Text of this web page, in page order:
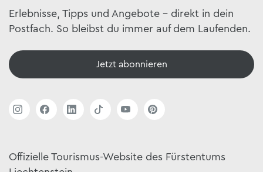
Erlebnisse, Tipps und Angebote – direkt in dein
Postfach. So bleibst du immer auf dem Laufenden.
Jetzt abonnieren
Offizielle Tourismus-Website des Fürstentums